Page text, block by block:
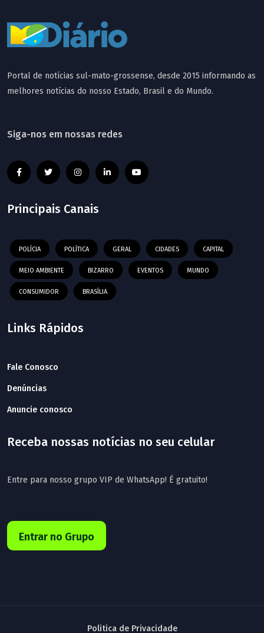
Portal de notícias sul-mato-grossense, desde 2015 informando as
melhores notícias do nosso Estado, Brasil e do Mundo.
Siga-nos em nossas redes
Principais Canais
POLÍCIA POLÍTICA GERAL CIDADES CAPITAL
MEIO AMBIENTE BIZARRO EVENTOS MUNDO
CONSUMIDOR BRASÍLIA
Links Rápidos
Fale Conosco
Denúncias
Anuncie conosco
Receba nossas notícias no seu celular
Entre para nosso grupo VIP de WhatsApp! É gratuito!
Entrar no Grupo
Politica de Privacidade